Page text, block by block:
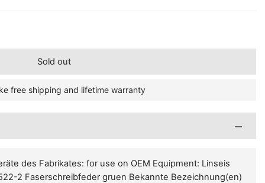
Sold out
free shipping and lifetime warranty
des Fabrikates: for use on OEM Equipment: Linseis
2 Faserschreibfeder gruen Bekannte Bezeichnung(en)